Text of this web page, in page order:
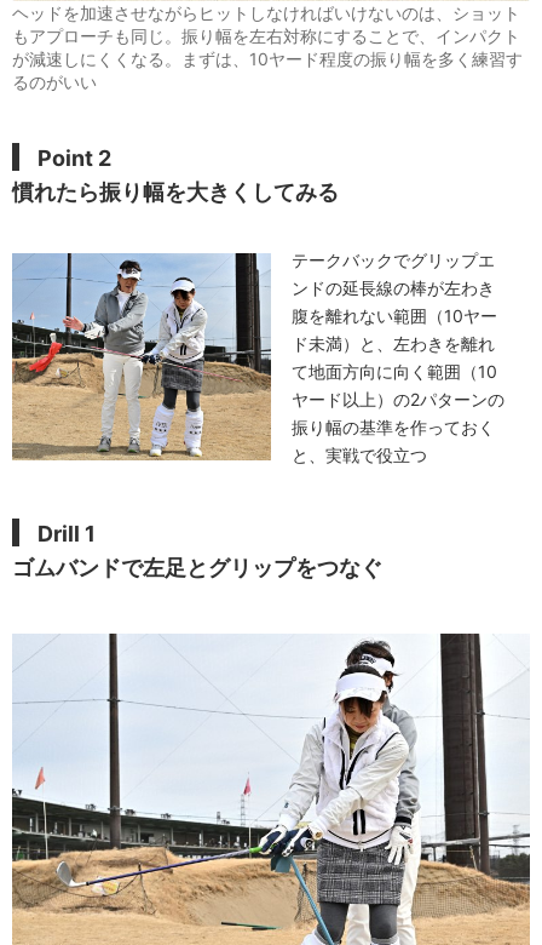
ヘッドを加速させながらヒットしなければいけないのは、ショット
もアプローチも同じ。振り幅を左右対称にすることで、インパクト
が減速しにくくなる。まずは、10ヤード程度の振り幅を多く練習す
るのがいい
Point 2
慣れたら振り幅を大きくしてみる
テークバックでグリップエ
ンドの延長線の棒が左わき
腹を離れない範囲（10ヤー
ド未満）と、左わきを離れ
て地面方向に向く範囲（10
ヤード以上）の2パターンの
振り幅の基準を作っておく
と、実戦で役立つ
Drill 1
ゴムバンドで左足とグリップをつなぐ